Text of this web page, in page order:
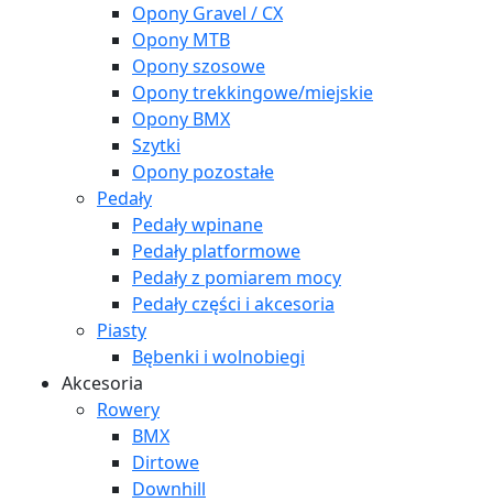
Opony Gravel / CX
Opony MTB
Opony szosowe
Opony trekkingowe/miejskie
Opony BMX
Szytki
Opony pozostałe
Pedały
Pedały wpinane
Pedały platformowe
Pedały z pomiarem mocy
Pedały części i akcesoria
Piasty
Bębenki i wolnobiegi
Akcesoria
Rowery
BMX
Dirtowe
Downhill